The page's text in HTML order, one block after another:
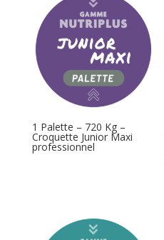
1 Palette – 720 Kg –
Croquette Junior Maxi
professionnel